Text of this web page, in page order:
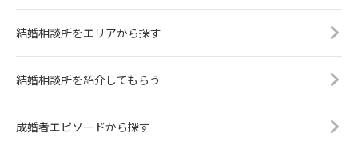
結婚相談所をエリアから探す
結婚相談所を紹介してもらう
成婚者エピソードから探す